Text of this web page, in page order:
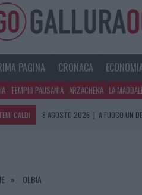
PAGINA CRONACA
TEMPIO PAUSANIA ARZACHENA LA
CALDI 8 AGOSTO 2026 | A FUOCO UN
7 AGOSTO 2026
OLBIA